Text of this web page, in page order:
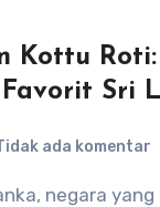
Kottu Roti:
Sri
ada komentar